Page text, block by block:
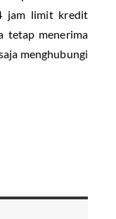
jam limit kredit
tetap menerima
menghubungi